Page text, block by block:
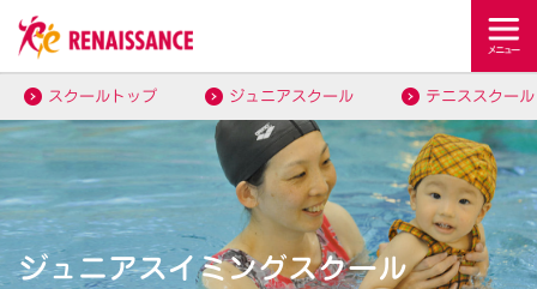
スクールトップ ジュニアスクール テニススクール
ジュニアスイミングスクール